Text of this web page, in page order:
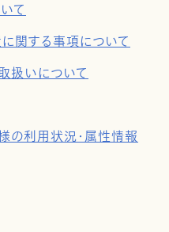
て
関する事項について
扱いについて
利用状況・属性情報